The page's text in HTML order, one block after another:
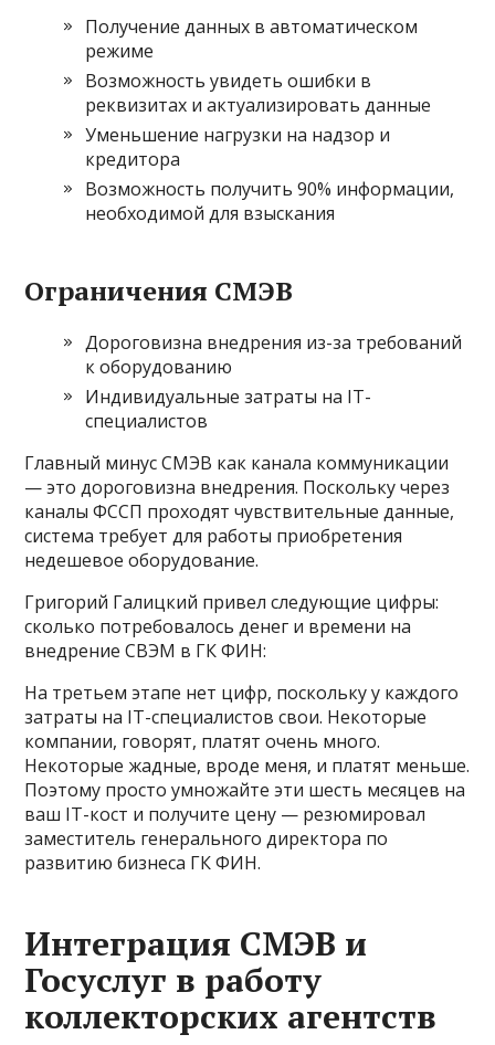
Получение данных в автоматическом
режиме
Возможность увидеть ошибки в
реквизитах и актуализировать данные
Уменьшение нагрузки на надзор и
кредитора
Возможность получить 90% информации,
необходимой для взыскания
Ограничения СМЭВ
Дороговизна внедрения из-за требований
к оборудованию
Индивидуальные затраты на IT-
специалистов
Главный минус СМЭВ как канала коммуникации
— это дороговизна внедрения. Поскольку через
каналы ФССП проходят чувствительные данные,
система требует для работы приобретения
недешевое оборудование.
Григорий Галицкий привел следующие цифры:
сколько потребовалось денег и времени на
внедрение СВЭМ в ГК ФИН:
На третьем этапе нет цифр, поскольку у каждого
затраты на IT-специалистов свои. Некоторые
компании, говорят, платят очень много.
Некоторые жадные, вроде меня, и платят меньше.
Поэтому просто умножайте эти шесть месяцев на
ваш IT-кост и получите цену — резюмировал
заместитель генерального директора по
развитию бизнеса ГК ФИН.
Интеграция СМЭВ и
Госуслуг в работу
коллекторских агентств